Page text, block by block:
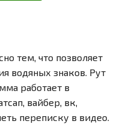
тем, что позволяет
водяных знаков. Рут
работает в
вайбер, вк,
переписку в видео.